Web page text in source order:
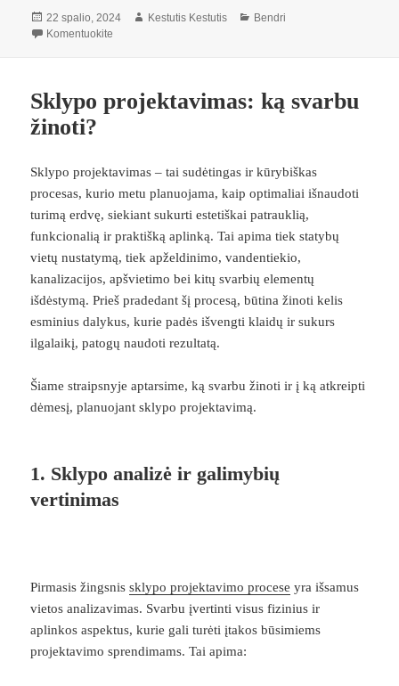
Paskelbta
22 spalio, 2024 Autorius
Kestutis Kestutis Kategorijos
Bendri
Komentuokite
Sklypo projektavimas: ką svarbu
žinoti?
Sklypo projektavimas – tai sudėtingas ir kūrybiškas
procesas, kurio metu planuojama, kaip optimaliai išnaudoti
turimą erdvę, siekiant sukurti estetiškai patrauklią,
funkcionalią ir praktišką aplinką. Tai apima tiek statybų
vietų nustatymą, tiek apželdinimo, vandentiekio,
kanalizacijos, apšvietimo bei kitų svarbių elementų
išdėstymą. Prieš pradedant šį procesą, būtina žinoti kelis
esminius dalykus, kurie padės išvengti klaidų ir sukurs
ilgalaikį, patogų naudoti rezultatą.
Šiame straipsnyje aptarsime, ką svarbu žinoti ir į ką atkreipti
dėmesį, planuojant sklypo projektavimą.
1. Sklypo analizė ir galimybių
vertinimas
Pirmasis žingsnissklypo projektavimo procese yra išsamus
vietos analizavimas. Svarbu įvertinti visus fizinius ir
aplinkos aspektus, kurie gali turėti įtakos būsimiems
projektavimo sprendimams. Tai apima: